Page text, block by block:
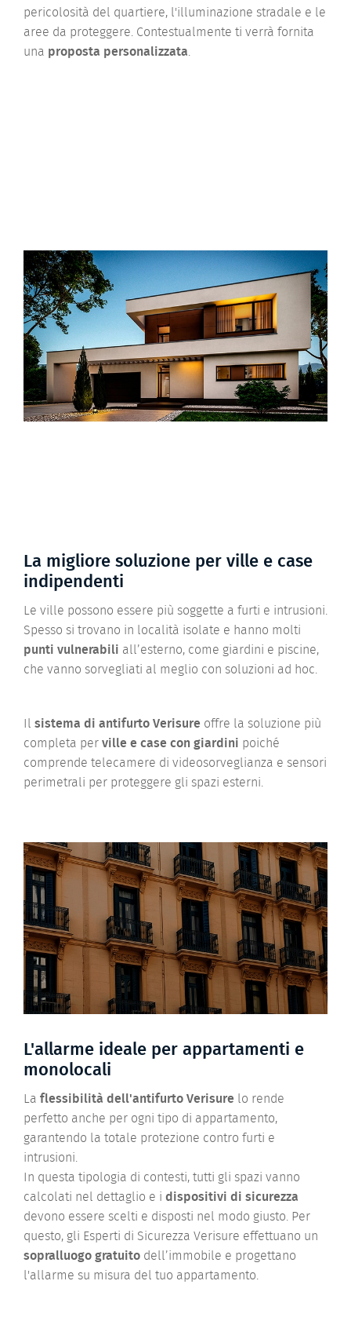
pericolosità del quartiere, l'illuminazione stradale e le
aree da proteggere. Contestualmente ti verrà fornita
una proposta personalizzata
La migliore soluzione per ville e case
indipendenti
Le ville possono essere più soggette a furti e intrusioni.
Spesso si trovano in località isolate e hanno molti
punti vulnerabili all’esterno, come giardini e piscine,
che vanno sorvegliati al meglio con soluzioni ad hoc.
sistema di antifurto Verisure offre la soluzione più
completa per ville e case con giardini poiché
comprende telecamere di videosorveglianza e sensori
perimetrali per proteggere gli spazi esterni.
L'allarme ideale per appartamenti e
monolocali
La flessibilità dell'antifurto Verisure lo rende
perfetto anche per ogni tipo di appartamento,
garantendo la totale protezione contro furti e
intrusioni.
In questa tipologia di contesti, tutti gli spazi vanno
calcolati nel dettaglio e i dispositivi di sicurezza
devono essere scelti e disposti nel modo giusto. Per
questo, gli Esperti di Sicurezza Verisure effettuano un
sopralluogo gratuito dell’immobile e progettano
l'allarme su misura del tuo appartamento.